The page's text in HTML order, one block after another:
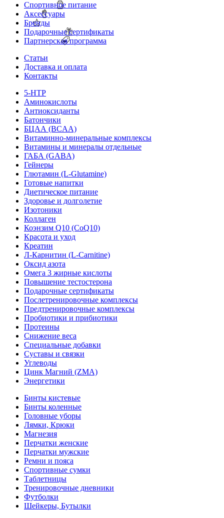
Спортивное питание
Аксессуары
Бренды
Подарочные сертификаты
Партнерская программа
Статьи
Доставка и оплата
Контакты
5-HTP
Аминокислоты
Антиоксиданты
Батончики
БЦАА (BCAA)
Витаминно-минеральные комплексы
Витамины и минералы отдельные
ГАБА (GABA)
Гейнеры
Глютамин (L-Glutamine)
Готовые напитки
Диетическое питание
Здоровье и долголетие
Изотоники
Коллаген
Коэнзим Q10 (CoQ10)
Красота и уход
Креатин
Л-Карнитин (L-Сarnitine)
Оксид азота
Омега 3 жирные кислоты
Повышение тестостерона
Подарочные сертификаты
Послетренировочные комплексы
Предтренировочные комплексы
Пробиотики и прибиотики
Протеины
Снижение веса
Специальные добавки
Суставы и связки
Углеводы
Цинк Магний (ZMA)
Энергетики
Бинты кистевые
Бинты коленные
Головные уборы
Лямки, Крюки
Магнезия
Перчатки женские
Перчатки мужские
Ремни и пояса
Спортивные сумки
Таблетницы
Тренировочные дневники
Футболки
Шейкеры, Бутылки